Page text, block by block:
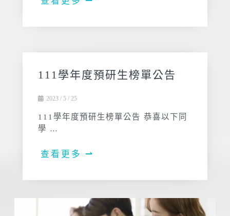
111學年度預研生榜單公告
2023 / 5 / 25
111學年度預研生榜單公告 恭喜以下同
學 …
查看更多 ⇀